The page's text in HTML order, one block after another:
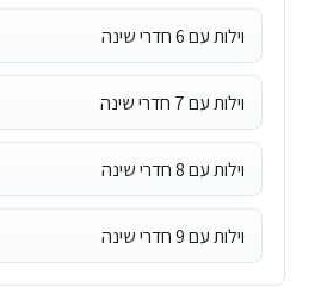
וילות עם 6 חדרי שינה
וילות עם 7 חדרי שינה
וילות עם 8 חדרי שינה
וילות עם 9 חדרי שינה